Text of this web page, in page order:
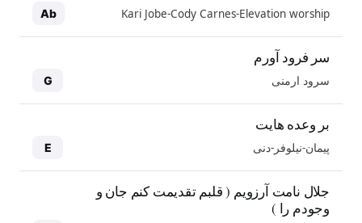
Kari Jobe-Cody Carnes-Elevation worship
Ab
سر فرود آورم
سرود ارمنی G
بر وعده هایت
پیمان-نیلوفر-دنی E
جلال نامت آرزویم ( قلبم تقدیمت کنم جان و
وجودم را )